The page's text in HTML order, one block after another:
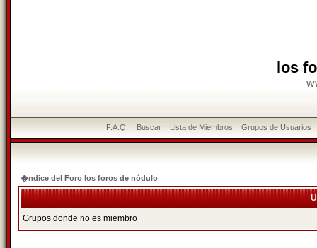
los
F.A.Q. Buscar Lista de Miembros Grupos de Usuarios
�ndice del Foro los foros de nódulo
Grupos donde no es miembro